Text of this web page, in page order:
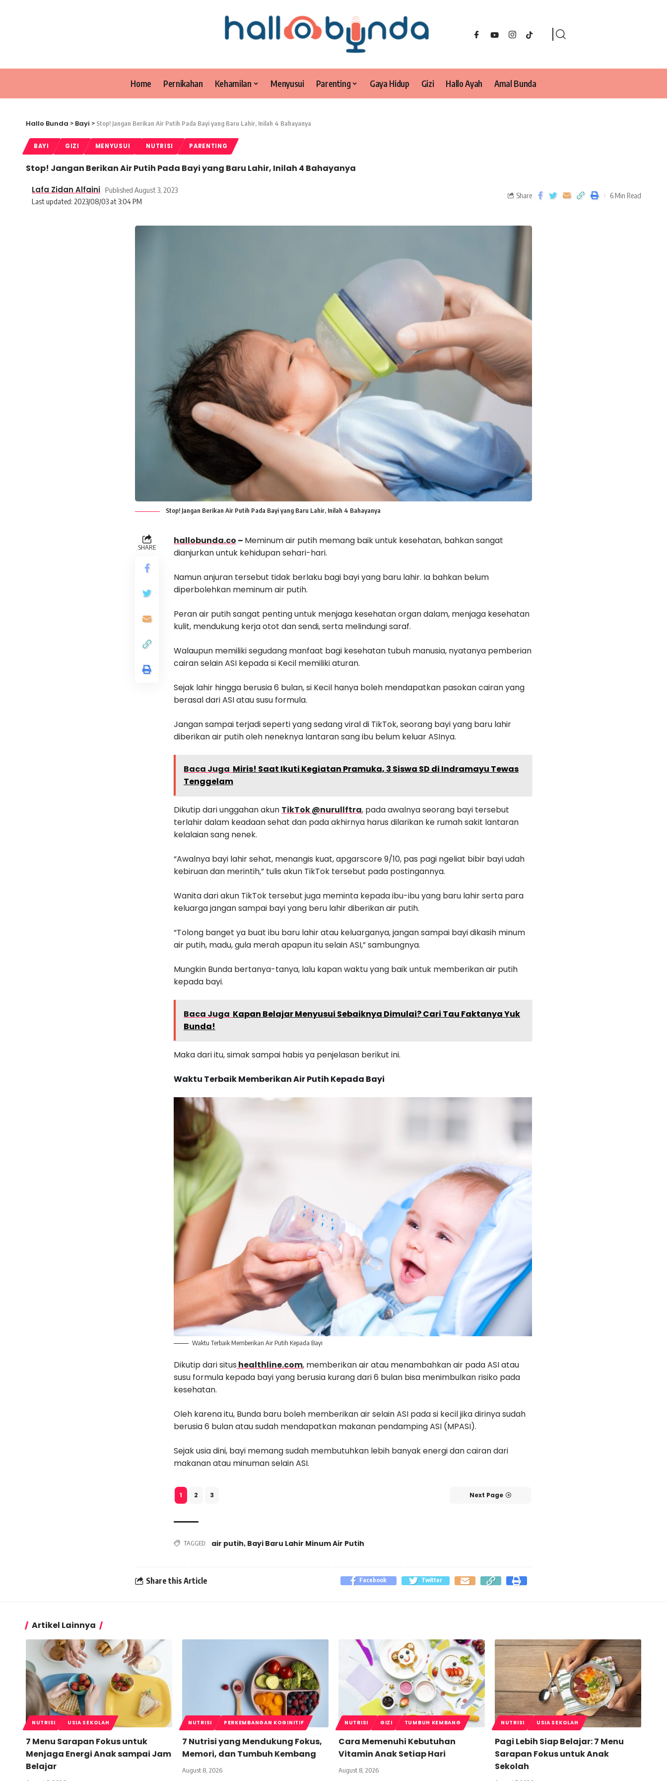
Home Pernikahan Kehamilan Menyusui Parenting Gaya Hidup Gizi Hallo Ayah Amal Bunda
Hallo Bunda > Bayi > Stop! Jangan Berikan Air Putih Pada Bayi yang Baru Lahir, Inilah 4 Bahayanya
BAYI GIZI MENYUSUI NUTRISI PARENTING
Stop! Jangan Berikan Air Putih Pada Bayi yang Baru Lahir, Inilah 4 Bahayanya
Last updated: 2023/08/03 at 3:04 PM
Lafa Zidan Alfaini Published August 3, 2023
Share 6 Min Read
Stop! Jangan Berikan Air Putih Pada Bayi yang Baru Lahir, Inilah 4 Bahayanya
SHARE
hallobunda.co – Meminum air putih memang baik untuk kesehatan, bahkan sangat
dianjurkan untuk kehidupan sehari-hari.
Namun anjuran tersebut tidak berlaku bagi bayi yang baru lahir. Ia bahkan belum
diperbolehkan meminum air putih.
Peran air putih sangat penting untuk menjaga kesehatan organ dalam, menjaga kesehatan
kulit, mendukung kerja otot dan sendi, serta melindungi saraf.
Walaupun memiliki segudang manfaat bagi kesehatan tubuh manusia, nyatanya pemberian
cairan selain ASI kepada si Kecil memiliki aturan.
Sejak lahir hingga berusia 6 bulan, si Kecil hanya boleh mendapatkan pasokan cairan yang
berasal dari ASI atau susu formula.
Jangan sampai terjadi seperti yang sedang viral di TikTok, seorang bayi yang baru lahir
diberikan air putih oleh neneknya lantaran sang ibu belum keluar ASInya.
Baca Juga Miris! Saat Ikuti Kegiatan Pramuka, 3 Siswa SD di Indramayu Tewas
Tenggelam
Dikutip dari unggahan akun TikTok @nurullftra, pada awalnya seorang bayi tersebut
terlahir dalam keadaan sehat dan pada akhirnya harus dilarikan ke rumah sakit lantaran
kelalaian sang nenek.
“Awalnya bayi lahir sehat, menangis kuat, apgarscore 9/10, pas pagi ngeliat bibir bayi udah
kebiruan dan merintih,” tulis akun TikTok tersebut pada postingannya.
Wanita dari akun TikTok tersebut juga meminta kepada ibu-ibu yang baru lahir serta para
keluarga jangan sampai bayi yang beru lahir diberikan air putih.
“Tolong banget ya buat ibu baru lahir atau keluarganya, jangan sampai bayi dikasih minum
air putih, madu, gula merah apapun itu selain ASI,” sambungnya.
Mungkin Bunda bertanya-tanya, lalu kapan waktu yang baik untuk memberikan air putih
kepada bayi.
Baca Juga Kapan Belajar Menyusui Sebaiknya Dimulai? Cari Tau Faktanya Yuk
Bunda!
Maka dari itu, simak sampai habis ya penjelasan berikut ini.
Waktu Terbaik Memberikan Air Putih Kepada Bayi
Waktu Terbaik Memberikan Air Putih Kepada Bayi
Dikutip dari situs healthline.com, memberikan air atau menambahkan air pada ASI atau
susu formula kepada bayi yang berusia kurang dari 6 bulan bisa menimbulkan risiko pada
kesehatan.
Oleh karena itu, Bunda baru boleh memberikan air selain ASI pada si kecil jika dirinya sudah
berusia 6 bulan atau sudah mendapatkan makanan pendamping ASI (MPASI).
Sejak usia dini, bayi memang sudah membutuhkan lebih banyak energi dan cairan dari
makanan atau minuman selain ASI.
1 2 3 Next Page
TAGGED: air putih, Bayi Baru Lahir Minum Air Putih
Share this Article Facebook Twitter
Artikel Lainnya
NUTRISI USIA SEKOLAH
7 Menu Sarapan Fokus untuk
Menjaga Energi Anak sampai Jam
Belajar
NUTRISI PERKEMBANGAN KOGINITIF
7 Nutrisi yang Mendukung Fokus,
Memori, dan Tumbuh Kembang
August 8, 2026
NUTRISI GIZI TUMBUH KEMBANG
Cara Memenuhi Kebutuhan
Vitamin Anak Setiap Hari
August 8, 2026
NUTRISI USIA SEKOLAH
Pagi Lebih Siap Belajar: 7 Menu
Sarapan Fokus untuk Anak
Sekolah